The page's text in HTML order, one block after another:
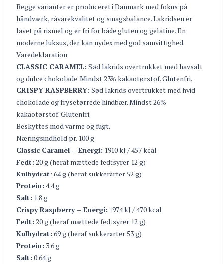
Begge varianter er produceret i Danmark med fokus på
håndværk, råvarekvalitet og smagsbalance. Lakridsen er
lavet på rismel og er fri for både gluten og gelatine. En
moderne luksus, der kan nydes med god samvittighed.
Varedeklaration
CLASSIC CARAMEL: Sød lakrids overtrukket med havsalt
og dulce chokolade. Mindst 23% kakaotørstof. Glutenfri.
CRISPY RASPBERRY: Sød lakrids overtrukket med hvid
chokolade og frysetørrede hindbær. Mindst 26%
kakaotørstof. Glutenfri.
Beskyttes mod varme og fugt.
Næringsindhold pr. 100 g
Classic Caramel – Energi: 1910 kJ / 457 kcal
Fedt: 20 g (heraf mættede fedtsyrer 12 g)
Kulhydrat: 64 g (heraf sukkerarter 52 g)
Protein: 4.4 g
Salt: 1.8 g
Crispy Raspberry – Energi: 1974 kJ / 470 kcal
Fedt: 20 g (heraf mættede fedtsyrer 12 g)
Kulhydrat: 69 g (heraf sukkerarter 53 g)
Protein: 3.6 g
Salt: 0.64 g